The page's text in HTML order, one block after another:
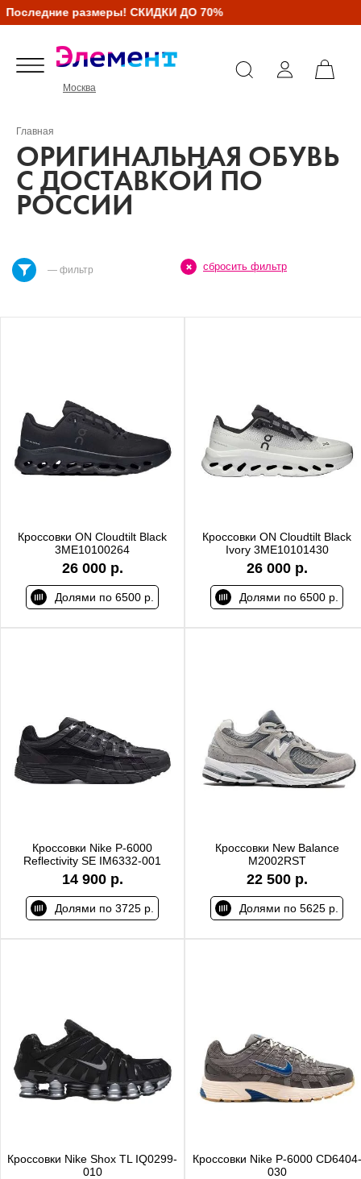
размеры! СКИДКИ ДО 70%
Москва
Главная
ОРИГИНАЛЬНАЯ ОБУВЬ
С ДОСТАВКОЙ ПО
РОССИИ
— фильтр сбросить фильтр
Кроссовки ON Cloudtilt Black
3ME10100264
26 000 р.
Долями по 6500 р.
Кроссовки ON Cloudtilt Black
Ivory 3ME10101430
26 000 р.
Долями по 6500 р.
Кроссовки Nike P-6000
Reflectivity SE IM6332-001
14 900 р.
Долями по 3725 р.
Кроссовки New Balance
M2002RST
22 500 р.
Долями по 5625 р.
Кроссовки Nike Shox TL IQ0299-
010
Кроссовки Nike P-6000 CD6404-
030